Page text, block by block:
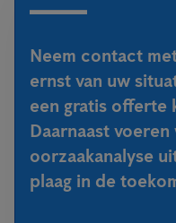
Neem contact
ernst van uw
een gratis offerte
Daarnaast
oorzaakanalyse
plaag in de